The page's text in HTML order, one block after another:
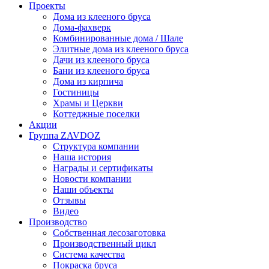
Проекты
Дома из клееного бруса
Дома-фахверк
Комбинированные дома / Шале
Элитные дома из клееного бруса
Дачи из клееного бруса
Бани из клееного бруса
Дома из кирпича
Гостиницы
Храмы и Церкви
Коттеджные поселки
Акции
Группа ZAVDOZ
Структура компании
Наша история
Награды и сертификаты
Новости компании
Наши объекты
Отзывы
Видео
Производство
Собственная лесозаготовка
Производственный цикл
Система качества
Покраска бруса